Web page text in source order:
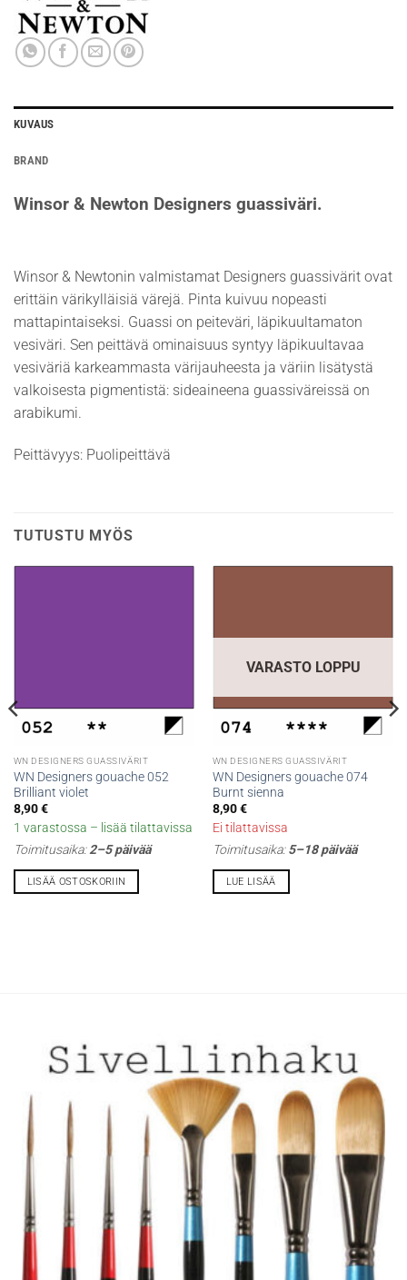
KUVAUS
BRAND
Winsor & Newton Designers guassiväri.
Winsor & Newtonin valmistamat Designers guassivärit ovat
erittäin värikylläisiä värejä. Pinta kuivuu nopeasti
mattapintaiseksi. Guassi on peiteväri, läpikuultamaton
vesiväri. Sen peittävä ominaisuus syntyy läpikuultavaa
vesiväriä karkeammasta värijauheesta ja väriin lisätystä
valkoisesta pigmentistä: sideaineena guassiväreissä on
arabikumi.
Peittävyys: Puolipeittävä
TUTUSTU MYÖS
WN DESIGNERS GUASSIVÄRIT
WN Designers gouache 052
Brilliant violet
8,90€
1 varastossa – lisää tilattavissa
Toimitusaika:2–5 päivää
LISÄÄ OSTOSKORIIN
VARASTO LOPPU
WN DESIGNERS GUASSIVÄRIT
WN Designers gouache 074
Burnt sienna
8,90€
Ei tilattavissa
Toimitusaika:5–18 päivää
LUE LISÄÄ